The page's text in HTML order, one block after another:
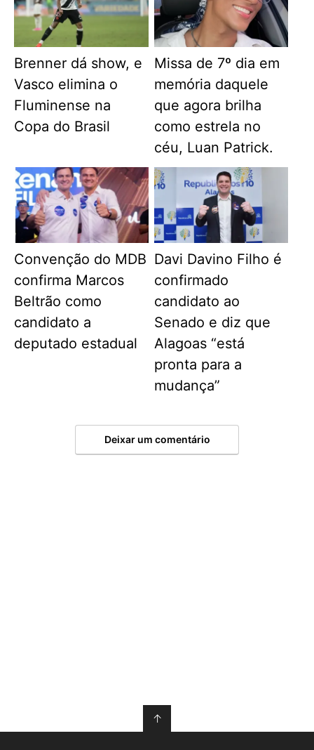
Brenner dá show, e
Vasco elimina o
Fluminense na
Copa do Brasil
Missa de 7º dia em
memória daquele
que agora brilha
como estrela no
céu, Luan Patrick.
Convenção do MDB
confirma Marcos
Beltrão como
candidato a
deputado estadual
Davi Davino Filho é
confirmado
candidato ao
Senado e diz que
Alagoas “está
pronta para a
mudança”
Deixar um comentário
↑